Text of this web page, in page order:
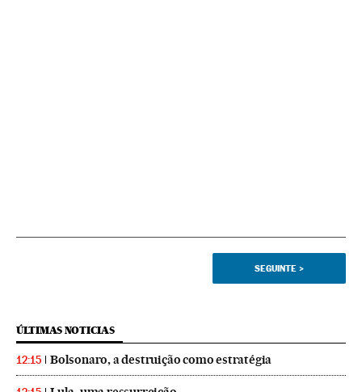
SEGUINTE >
ÚLTIMAS NOTICIAS
12:15 Bolsonaro, a destruição como estratégia